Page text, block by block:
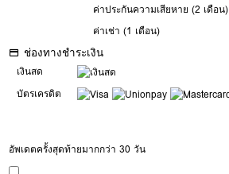
ค่าประกันความเสียหาย(2 เดือน)
ค่าเช่า(1 เดือน)
ช่องทางชำระเงิน
เงินสด
บัตรเครดิต
อัพเดตครั้งสุดท้ายมากกว่า 30 วัน